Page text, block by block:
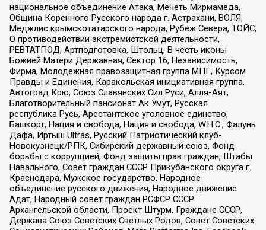
национальное объединение Атака, Мечеть Мирмамеда,
Община Коренного Русского народа г. Астрахани, ВОЛЯ,
Меджлис крымскотатарского народа, Рубеж Севера, ТОЙС,
О противодействии экстремистской деятельности,
РЕВТАТПОД, Артподготовка, Штольц, В честь иконы
Божией Матери Державная, Сектор 16, Независимость,
Фирма, Молодежная правозащитная группа МПГ, Курсом
Правды и Единения, Каракольская инициативная группа,
Автоград Крю, Союз Славянских Сил Руси, Алля-Аят,
Благотворительный пансионат Ак Умут, Русская
республика Русь, Арестантское уголовное единство,
Башкорт, Нация и свобода, Нация и свобода, W.H.С., Фалунь
Дафа, Иртыш Ultras, Русский Патриотический клуб-
Новокузнецк/РПК, Сибирский державный союз, Фонд
борьбы с коррупцией, Фонд защиты прав граждан, Штабы
Навального, Совет граждан СССР Прикубанского округа г.
Краснодара, Мужское государство, Народное
объединение русского движения, Народное движение
Адат, Народный совет граждан РСФСР СССР
Архангельской области, Проект Штурм, Граждане СССР,
Держава Союз Советских Светлых Родов, Совет Советских